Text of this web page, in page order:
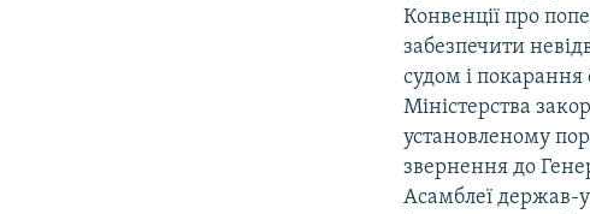
Конвенції про
забезпечити
судом і покарання
Міністерства
установленому
звернення до
Асамблеї держав-